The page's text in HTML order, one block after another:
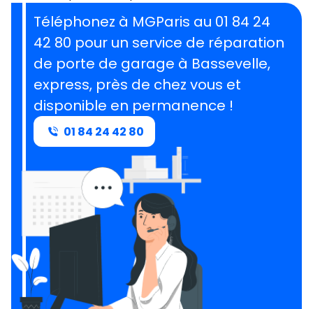
Téléphonez à MGParis au 01 84 24
42 80 pour un service de réparation
de porte de garage à Bassevelle,
express, près de chez vous et
disponible en permanence !
01 84 24 42 80